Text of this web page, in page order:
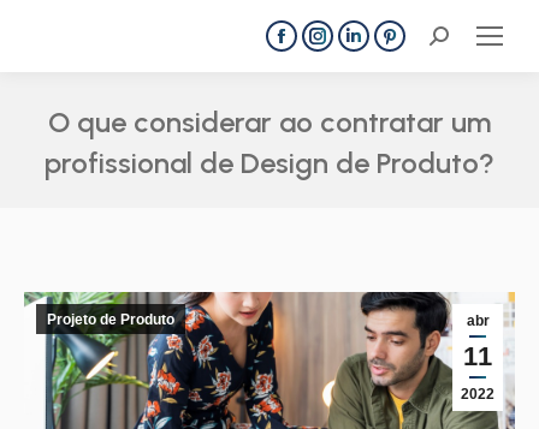
Facebook
opens
new
Instagram
opens
new
Linkedin
opens
new
Pinterest
opens
new
Search:
O que considerar ao contratar um
profissional de Design de Produto?
abr
11
2022
Projeto de Produto